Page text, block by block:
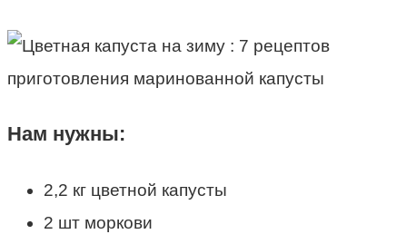
Нам нужны:
2,2 кг цветной капусты
2 шт моркови